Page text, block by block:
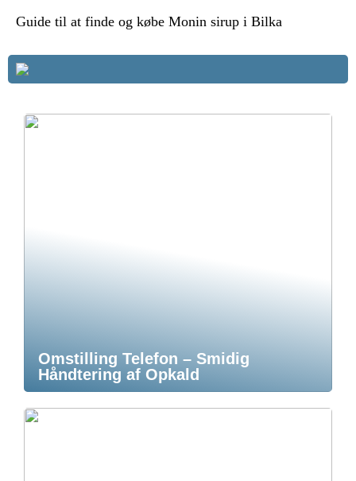
Guide til at finde og købe Monin sirup i Bilka
Omstilling Telefon – Smidig
Håndtering af Opkald